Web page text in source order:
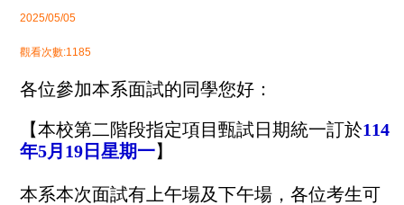
2025/05/05
觀看次數:1185
各位參加本系面試的同學您好：
【本校第二階段指定項目甄試日期統一訂於114
年5月19日星期一】
本系本次面試有上午場及下午場， 各位考生可